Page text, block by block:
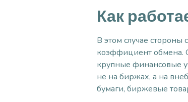
Как
В этом случае
коэффициент обмена.
крупные финансовые
не на биржах, а на
бумаги, биржевые